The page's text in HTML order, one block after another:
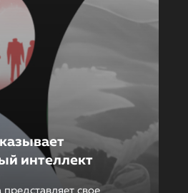
интеллект
свое